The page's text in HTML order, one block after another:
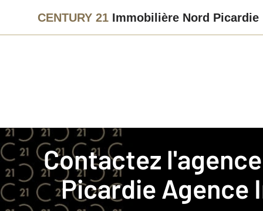
CENTURY 21 Immobilière Nord Picardie
Contactez l'agence
Picardie Agence
Agence immobilière
Notre agence à BEAUVAIS